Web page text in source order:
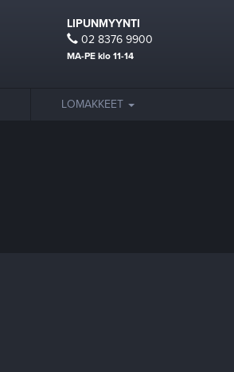
LIPUNMYYNTI
02 8376 9900
MA-PE klo 11-14
LOMAKKEET